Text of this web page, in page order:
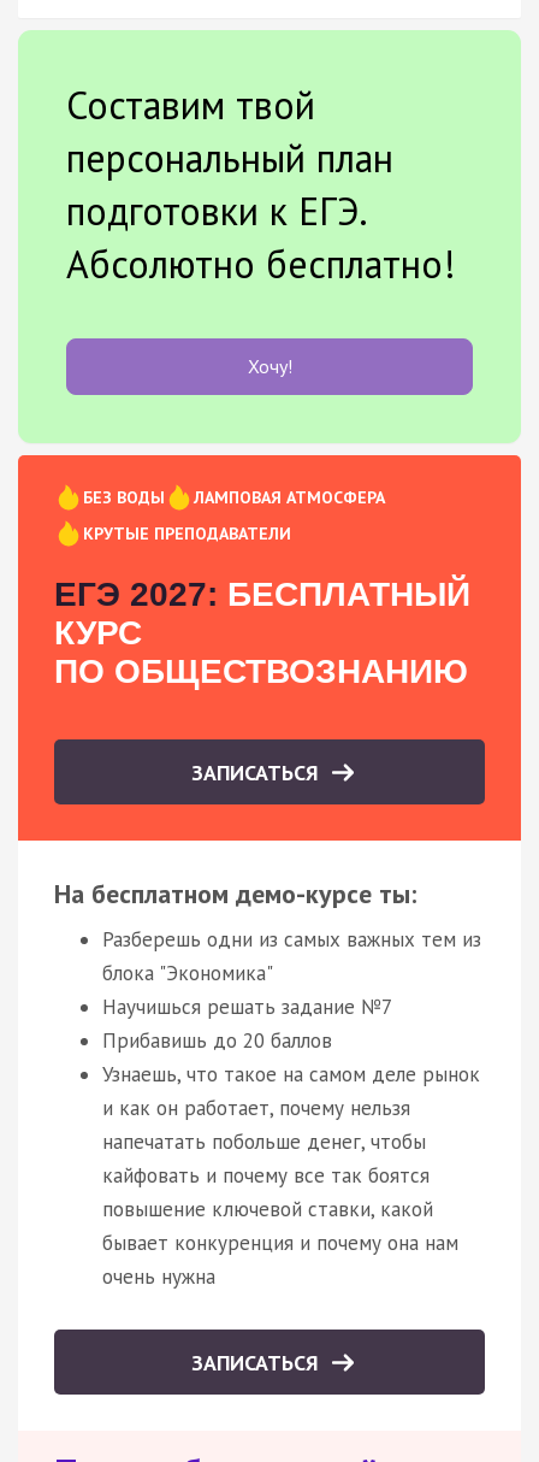
Составим твой
персональный план
подготовки к ЕГЭ.
Абсолютно бесплатно!
Хочу!
БЕЗ ВОДЫ
ЛАМПОВАЯ АТМОСФЕРА
КРУТЫЕ ПРЕПОДАВАТЕЛИ
ЕГЭ 2027: БЕСПЛАТНЫЙ
КУРС
ПО ОБЩЕСТВОЗНАНИЮ
ЗАПИСАТЬСЯ
На бесплатном демо-курсе ты:
Разберешь одни из самых важных тем из
блока "Экономика"
Научишься решать задание №7
Прибавишь до 20 баллов
Узнаешь, что такое на самом деле рынок
и как он работает, почему нельзя
напечатать побольше денег, чтобы
кайфовать и почему все так боятся
повышение ключевой ставки, какой
бывает конкуренция и почему она нам
очень нужна
ЗАПИСАТЬСЯ